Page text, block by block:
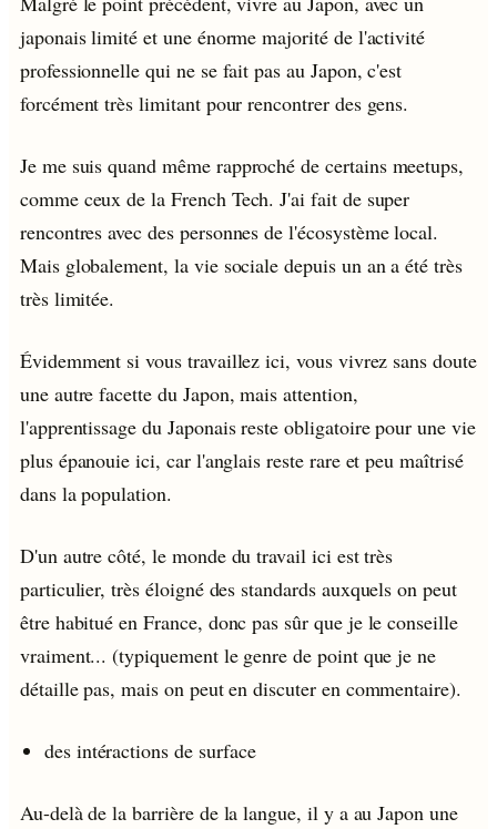
japonais limité et une énorme majorité de l'activité
professionnelle qui ne se fait pas au Japon, c'est
forcément très limitant pour rencontrer des gens.
Je me suis quand même rapproché de certains meetups,
comme ceux de la French Tech. J'ai fait de super
rencontres avec des personnes de l'écosystème local.
Mais globalement, la vie sociale depuis un an a été très
très limitée.
Évidemment si vous travaillez ici, vous vivrez sans doute
une autre facette du Japon, mais attention,
l'apprentissage du Japonais reste obligatoire pour une vie
plus épanouie ici, car l'anglais reste rare et peu maîtrisé
dans la population.
D'un autre côté, le monde du travail ici est très
particulier, très éloigné des standards auxquels on peut
être habitué en France, donc pas sûr que je le conseille
vraiment... (typiquement le genre de point que je ne
détaille pas, mais on peut en discuter en commentaire).
des intéractions de surface
Au-delà de la barrière de la langue, il y a au Japon une